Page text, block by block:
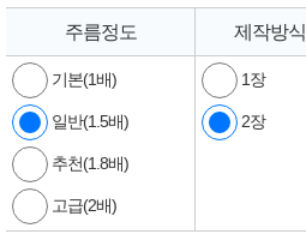
주름정도
기본(1배)
일반(1.5배)
추천(1.8배)
고급(2배)
제작방식
1장
2장